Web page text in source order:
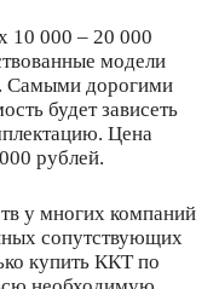
10 000 – 20 000
модели
Самыми дорогими
будет зависеть
Цена
рублей.
у многих компаний
сопутствующих
купить ККТ по